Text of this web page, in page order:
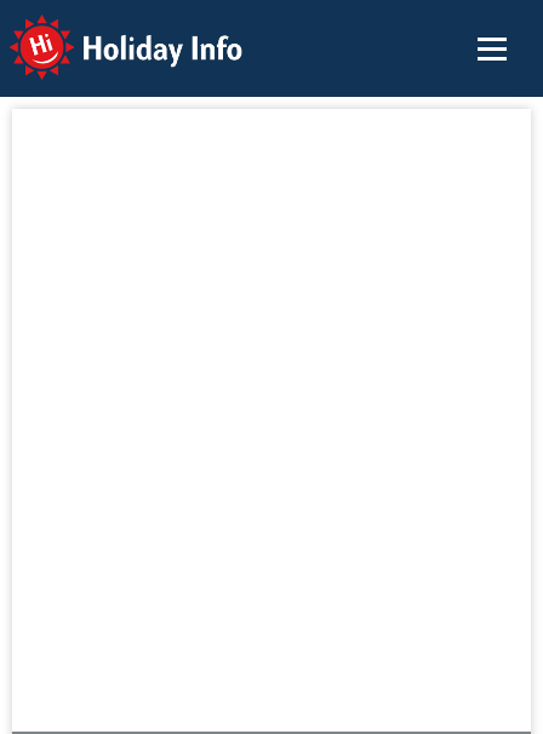
Holiday Info